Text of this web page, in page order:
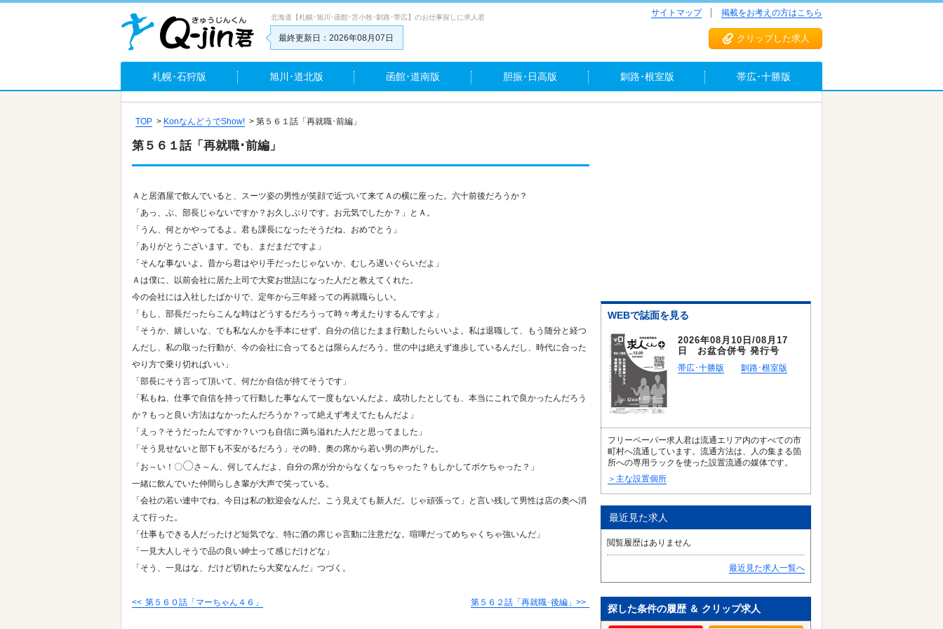
北海道【札幌･旭川･函館･苫小牧･釧路･帯広】のお仕事探しに求人君
最終更新日：2026年08月07日
サイトマップ 掲載をお考えの方はこちら
クリップした求人
札幌･石狩版 旭川･道北版 函館･道南版 胆振･日高版 釧路･根室版 帯広･十勝版
TOP > KonなんどうでShow! > 第５６１話「再就職･前編」
第５６１話「再就職･前編」
Ａと居酒屋で飲んでいると、スーツ姿の男性が笑顔で近づいて来てＡの横に座った。六十前後だろうか？
「あっ、ぶ、部長じゃないですか？お久しぶりです。お元気でしたか？」とＡ。
「うん、何とかやってるよ。君も課長になったそうだね、おめでとう」
「ありがとうございます。でも、まだまだですよ」
「そんな事ないよ。昔から君はやり手だったじゃないか、むしろ遅いぐらいだよ」
Ａは僕に、以前会社に居た上司で大変お世話になった人だと教えてくれた。
今の会社には入社したばかりで、定年から三年経っての再就職らしい。
「もし、部長だったらこんな時はどうするだろうって時々考えたりするんですよ」
「そうか、嬉しいな、でも私なんかを手本にせず、自分の信じたまま行動したらいいよ。私は退職して、もう随分と経つ
んだし、私の取った行動が、今の会社に合ってるとは限らんだろう。世の中は絶えず進歩しているんだし、時代に合った
やり方で乗り切ればいい」
「部長にそう言って頂いて、何だか自信が持てそうです」
「私もね、仕事で自信を持って行動した事なんて一度もないんだよ。成功したとしても、本当にこれで良かったんだろう
か？もっと良い方法はなかったんだろうか？って絶えず考えてたもんだよ」
「えっ？そうだったんですか？いつも自信に満ち溢れた人だと思ってました」
「そう見せないと部下も不安がるだろう」その時、奥の席から若い男の声がした。
「お～い！〇〇さ～ん、何してんだよ、自分の席が分からなくなっちゃった？もしかしてボケちゃった？」
一緒に飲んでいた仲間らしき輩が大声で笑っている。
「会社の若い連中でね、今日は私の歓迎会なんだ。こう見えても新人だ。じゃ頑張って」と言い残して男性は店の奥へ消
えて行った。
「仕事もできる人だったけど短気でな、特に酒の席じゃ言動に注意だな。喧嘩だってめちゃくちゃ強いんだ」
「一見大人しそうで品の良い紳士って感じだけどな」
「そう、一見はな、だけど切れたら大変なんだ」つづく。
第５６０話「マーちゃん４６」 第５６２話「再就職･後編」
WEBで誌面を見る
2026年08月10日/08月17
日 お盆合併号 発行号
帯広･十勝版 釧路･根室版
フリーペーパー求人君は流通エリア内のすべての市
町村へ流通しています。流通方法は、人の集まる箇
所への専用ラックを使った設置流通の媒体です。
＞主な設置個所
最近見た求人
閲覧履歴はありません
最近見た求人一覧へ
探した条件の履歴 ＆ クリップ求人